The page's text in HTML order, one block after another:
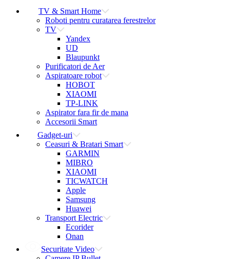
TV & Smart Home
Roboti pentru curatarea ferestrelor
TV
Yandex
UD
Blaupunkt
Purificatori de Aer
Aspiratoare robot
HOBOT
XIAOMI
TP-LINK
Aspirator fara fir de mana
Accesorii Smart
Gadget-uri
Ceasuri & Bratari Smart
GARMIN
MIBRO
XIAOMI
TICWATCH
Apple
Samsung
Huawei
Transport Electric
Ecorider
Onan
Securitate Video